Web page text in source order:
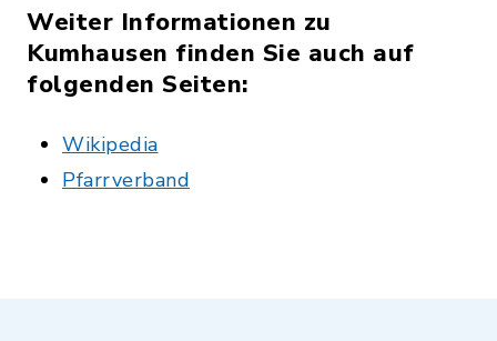
Weiter Informationen zu
Kumhausen finden Sie auch auf
folgenden Seiten:
Wikipedia
Pfarrverband